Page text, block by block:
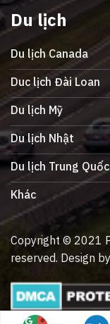
Du lịch
Du lịch Canada
Duc lịch Đài Loan
Du lịch Mỹ
Du lịch Nhật
Du lịch Trung
Khác
Copyright © 2021
reserved. Design